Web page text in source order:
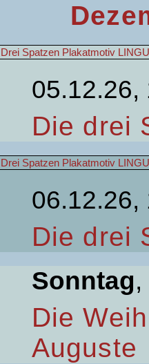
05.12.26,
Die drei
06.12.26,
Die drei
Sonntag
Die
Auguste